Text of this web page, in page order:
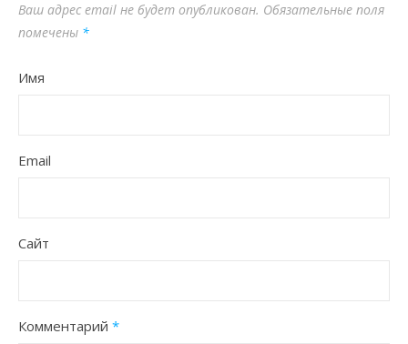
Ваш адрес email не будет опубликован. Обязательные поля
помечены *
Имя
Email
Сайт
Комментарий *